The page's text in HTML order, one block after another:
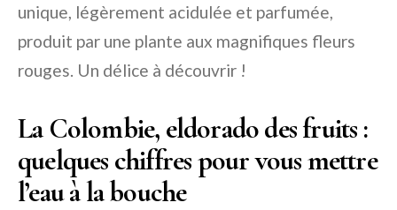
unique, légèrement acidulée et parfumée,
produit par une plante aux magnifiques fleurs
rouges. Un délice à découvrir !
La Colombie, eldorado des fruits :
quelques chiffres pour vous mettre
l’eau à la bouche